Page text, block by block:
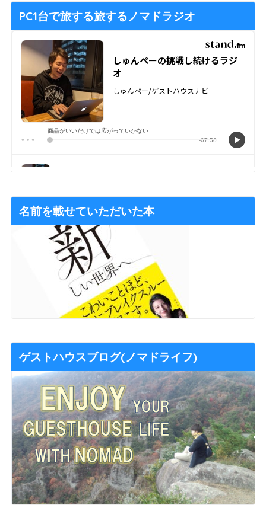
PC1台で旅する旅するノマドラジオ
名前を載せていただいた本
ゲストハウスブログ(ノマドライフ)